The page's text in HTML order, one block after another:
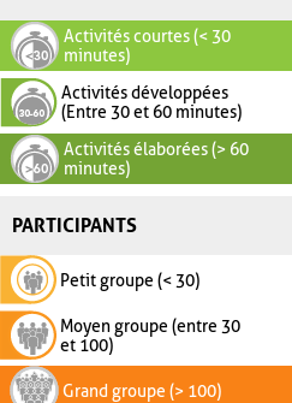
Activités courtes (< 30
minutes)
Activités développées
(Entre 30 et 60 minutes)
Activités élaborées (> 60
minutes)
PARTICIPANTS
Petit groupe (< 30)
Moyen groupe (entre 30
et 100)
Grand groupe (> 100)